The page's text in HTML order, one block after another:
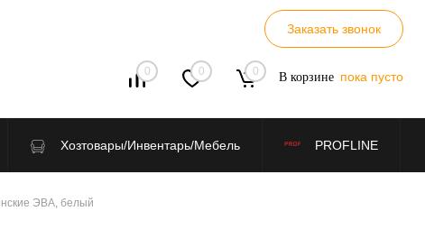
Заказать звонок
0 0 0 В корзине пока пусто
Хозтовары/Инвентарь/Мебель PROFLINE
ЭВА, белый